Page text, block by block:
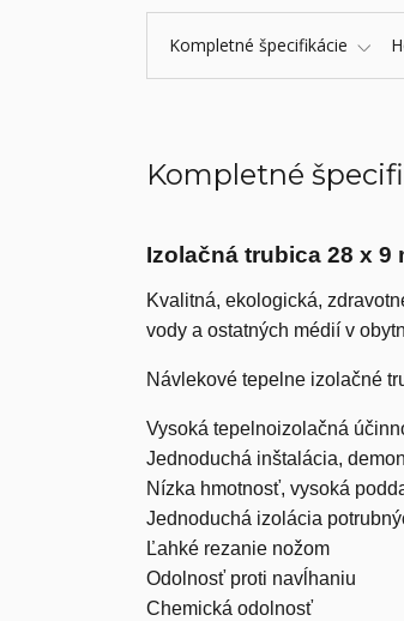
Kompletné špecifikácie
Kompletné
Izolačná trubica 28 x 9
Kvalitná, ekologická,
vody a ostatných médií v
Návlekové tepelne izolačné
Vysoká tepelnoizolačná
Jednoduchá inštalácia,
Nízka hmotnosť, vysoká
Jednoduchá izolácia
Ľahké rezanie nožom
Odolnosť proti navĺhaniu
Chemická odolnosť